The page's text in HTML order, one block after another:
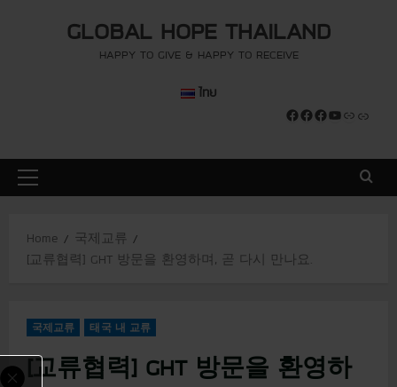
GLOBAL HOPE THAILAND
HAPPY TO GIVE & HAPPY TO RECEIVE
ไทย
Facebook Facebook Facebook YouTube Link Link
P
M
e
n
Home
국제교류
[교류협력] GHT 방문을 환영하며, 곧 다시 만나요.
국제교류 태국 내 교류
[교류협력] GHT 방문을 환영하